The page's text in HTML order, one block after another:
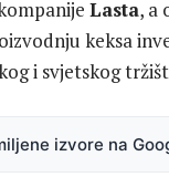
Lasta, a
keksa
i svjetskog
izvore na